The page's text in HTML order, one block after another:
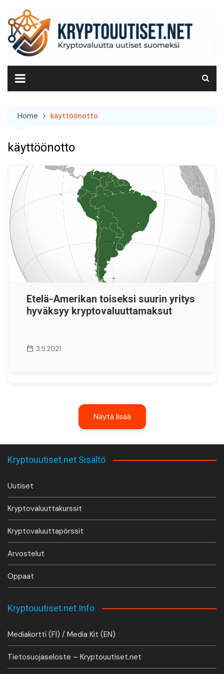
content
Home käyttöönotto
käyttöönotto
Etelä-Amerikan toiseksi suurin yritys
hyväksyy kryptovaluuttamaksut
3.5.2021
Näytä lisää
Kryptouutiset.net Sisältö
Uutiset
Kryptovaluuttakurssit
Kryptovaluuttapörssit
Arvostelut
Oppaat
Kryptouutiset.net Info
Mediakortti (FI) / Media Kit (EN)
Tietosuojaseloste – Kryptouutiset.net